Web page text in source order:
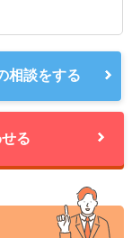
相談をする
る